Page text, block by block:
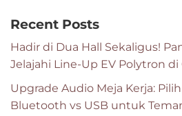
Recent Posts
Hadir di Dua Hall Sekaligus!
Jelajahi Line-Up EV Polytron di
Upgrade Audio Meja Kerja:
Bluetooth vs USB untuk